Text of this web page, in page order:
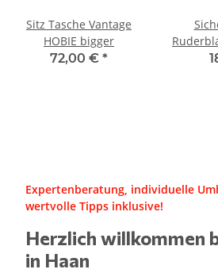
Sitz Tasche Vantage
HOBIE bigger
72,00 € *
Expertenberatung, individuelle
wertvolle Tipps inklusive!
Herzlich willkommen
in Haan